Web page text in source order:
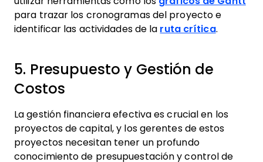
para trazar los cronogramas del proyecto e
identificar las actividades de la ruta crítica.
5. Presupuesto y Gestión de
Costos
La gestión financiera efectiva es crucial en los
proyectos de capital, y los gerentes de estos
proyectos necesitan tener un profundo
conocimiento de presupuestación y control de